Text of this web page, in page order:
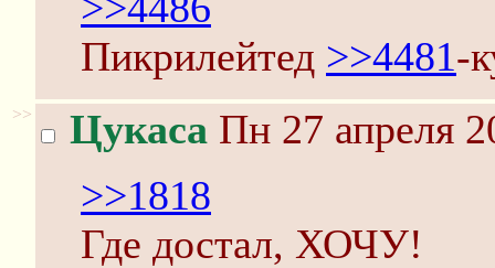
Пикрилейтед >>4481-
>> Цукаса Пн 27 апреля
>>1818
Где достал, ХОЧУ!